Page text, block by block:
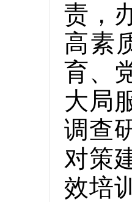
责，
高素
育、
大局
调查
对策
效培